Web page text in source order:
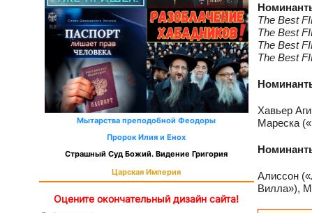
Мытарства преподобной Феодоры
Пророк Илия и Енох
Страшный Суд Божий. Видение Григория
Царская Империя
Оцените окончательный дизайн сайта!
The Best
The Best
The Best
The Best
Хавьер
Мареска
Алиссон
Вилла»),